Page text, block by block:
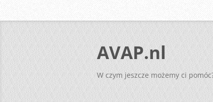
AVAP.nl
W czym jeszcze możemy ci